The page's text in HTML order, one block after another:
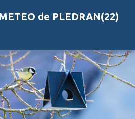
de PLEDRAN(22)